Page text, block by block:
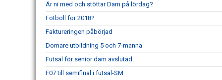
Är ni med och stöttar Dam på lördag?
Fotboll för 2018?
Faktureringen påbörjad
Domare utbildning 5 och 7-manna
Futsal för senior dam avslutad.
F07 till semifinal i futsal-SM